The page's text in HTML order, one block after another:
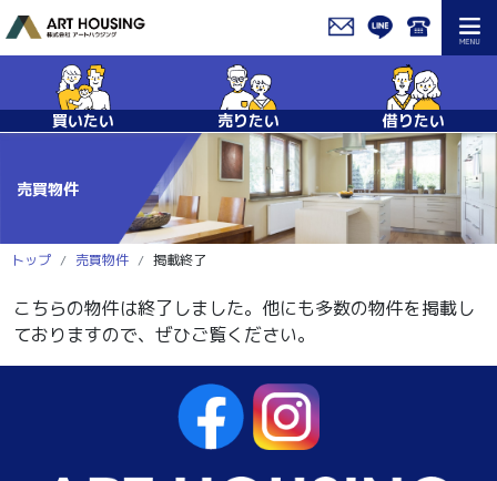
買いたい 売りたい 借りたい
売買物件
トップ 売買物件 掲載終了
こちらの物件は終了しました。他にも多数の物件を掲載し
ておりますので、ぜひご覧ください。